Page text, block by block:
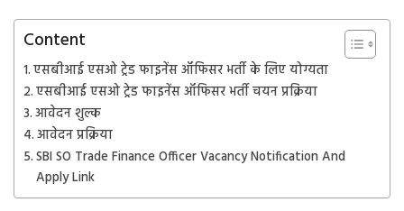
Content
एसबीआई एसओ ट्रेड फाइनेंस ऑफिसर भर्ती के लिए योग्यता
एसबीआई एसओ ट्रेड फाइनेंस ऑफिसर भर्ती चयन प्रक्रिया
आवेदन शुल्क
आवेदन प्रक्रिया
SBI SO Trade Finance Officer Vacancy Notification And
Apply Link